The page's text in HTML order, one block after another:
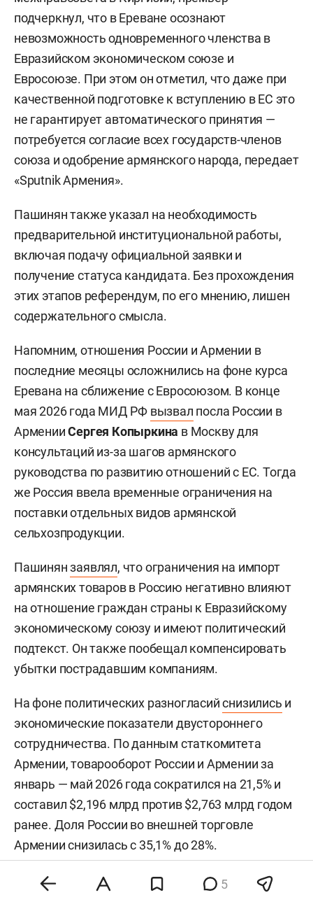
подчеркнул, что в Ереване осознают
невозможность одновременного членства в
Евразийском экономическом союзе и
Евросоюзе. При этом он отметил, что даже при
качественной подготовке к вступлению в ЕС это
не гарантирует автоматического принятия —
потребуется согласие всех государств-членов
союза и одобрение армянского народа, передает
«Sputnik Армения».
Пашинян также указал на необходимость
предварительной институциональной работы,
включая подачу официальной заявки и
получение статуса кандидата. Без прохождения
этих этапов референдум, по его мнению, лишен
содержательного смысла.
Напомним, отношения России и Армении в
последние месяцы осложнились на фоне курса
Еревана на сближение с Евросоюзом. В конце
мая 2026 года МИД РФ вызвал посла России в
АрменииСергея Копыркина в Москву для
консультаций из-за шагов армянского
руководства по развитию отношений с ЕС. Тогда
же Россия ввела временные ограничения на
поставки отдельных видов армянской
сельхозпродукции.
Пашинянзаявлял, что ограничения на импорт
армянских товаров в Россию негативно влияют
на отношение граждан страны к Евразийскому
экономическому союзу и имеют политический
подтекст. Он также пообещал компенсировать
убытки пострадавшим компаниям.
На фоне политических разногласийснизились и
экономические показатели двустороннего
сотрудничества. По данным статкомитета
Армении, товарооборот России и Армении за
январь — май 2026 года сократился на 21,5% и
составил $2,196 млрд против $2,763 млрд годом
ранее. Доля России во внешней торговле
Армении снизилась с 35,1% до 28%.
5